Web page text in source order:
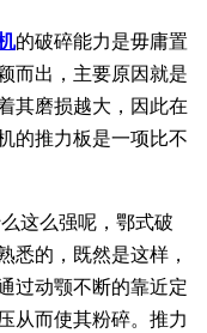
的破碎能力是毋庸置
而出，主要原因就是
其磨损越大，因此在
的推力板是一项比不
这么强呢，鄂式破
悉的，既然是这样，
过动颚不断的靠近定
从而使其粉碎。推力